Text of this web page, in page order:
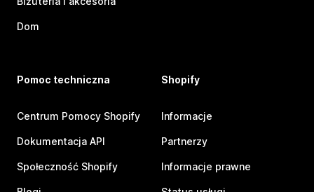
Dom
Pomoc techniczna
Centrum Pomocy Shopify
Dokumentacja API
Społeczność Shopify
Shopify
Informacje
Partnerzy
Informacje prawne